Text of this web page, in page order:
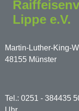
Lippe e.V.
Martin-Luther-King-
48155 Münster
Tel.: 0251 -